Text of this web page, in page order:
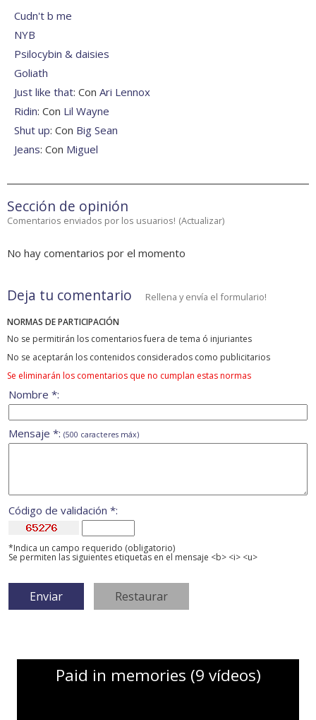
Cudn't b me
NYB
Psilocybin & daisies
Goliath
Just like that: Con Ari Lennox
Ridin: Con Lil Wayne
Shut up: Con Big Sean
Jeans: Con Miguel
Sección de opinión
Comentarios enviados por los usuarios! (Actualizar)
No hay comentarios por el momento
Deja tu comentario Rellena y envía el formulario!
NORMAS DE PARTICIPACIÓN
No se permitirán los comentarios fuera de tema ó injuriantes
No se aceptarán los contenidos considerados como publicitarios
Se eliminarán los comentarios que no cumplan estas normas
Nombre *:
Mensaje *: (500 caracteres máx)
Código de validación *:
*Indica un campo requerido (obligatorio)
Se permiten las siguientes etiquetas en el mensaje <b> <i> <u>
Paid in memories (9 vídeos)